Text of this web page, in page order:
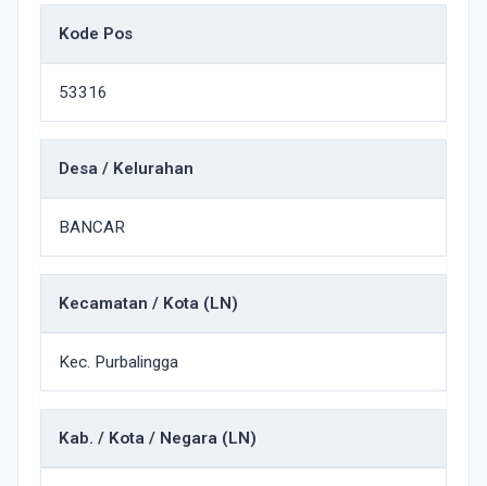
Kode Pos
53316
Desa / Kelurahan
BANCAR
Kecamatan / Kota (LN)
Kec. Purbalingga
Kab. / Kota / Negara (LN)